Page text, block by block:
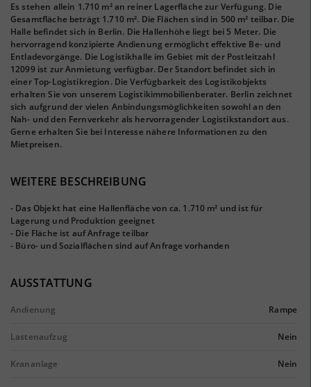
Es stehen allein 1.710 m² an reiner Lagerfläche zur Verfügung. Die
Gesamtfläche beträgt 1.710 m². Die Flächen sind in 500 m² teilbar. Die
Halle befindet sich in Berlin. Die Hallenhöhe liegt bei 5 Meter. Die
hervorragend konzipierte Andienung ermöglicht effektive Be- und
Entladevorgänge. Die Logistikhalle im Gebiet mit der Postleitzahl
12099 ist zur Anmietung verfügbar. Der Standort befindet sich in
einer Top-Logistikregion. Die Verfügbarkeit des Logistikobjekts
erhalten Sie von unserem Logistikimmobilienberater. Berlin zeichnet
sich aufgrund der vielen Anbindungsmöglichkeiten sowohl an den
Nah- und den Fernverkehr als hervorragender Logistikstandort aus.
Gerne erhalten Sie bei Interesse nähere Informationen zu den
Mietpreisen.
WEITERE BESCHREIBUNG
- Das Objekt hat eine Hallenfläche von ca. 1.710 m² und ist für
Lagerung und Produktion geeignet
- Die Fläche ist auf Anfrage teilbar
- Büro- und Sozialflächen sind auf Anfrage vorhanden
AUSSTATTUNG
Andienung Rampe
Lastenaufzug Nein
Krananlage Nein